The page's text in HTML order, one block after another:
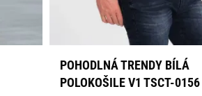
POHODLNÁ TRENDY BÍLÁ
POLOKOŠILE V1 TSCT-0156